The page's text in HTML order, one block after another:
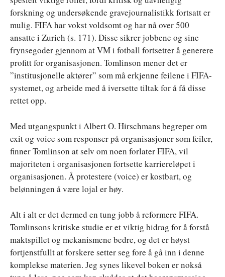
forskning og undersøkende gravejournalistikk fortsatt er
mulig. FIFA har vokst voldsomt og har nå over 500
ansatte i Zurich (s. 171). Disse sikrer jobbene og sine
frynsegoder gjennom at VM i fotball fortsetter å generere
profitt for organisasjonen. Tomlinson mener det er
”institusjonelle aktører” som må erkjenne feilene i FIFA-
systemet, og arbeide med å iversette tiltak for å få disse
rettet opp.
Med utgangspunkt i Albert O. Hirschmans begreper om
exit og voice som responser på organisasjoner som feiler,
finner Tomlinson at selv om noen forlater FIFA, vil
majoriteten i organisasjonen fortsette karriereløpet i
organisasjonen. Å protestere (voice) er kostbart, og
belønningen å være lojal er høy.
Alt i alt er det dermed en tung jobb å reformere FIFA.
Tomlinsons kritiske studie er et viktig bidrag for å forstå
maktspillet og mekanismene bedre, og det er høyst
fortjenstfullt at forskere setter seg fore å gå inn i denne
komplekse materien. Jeg synes likevel boken er nokså